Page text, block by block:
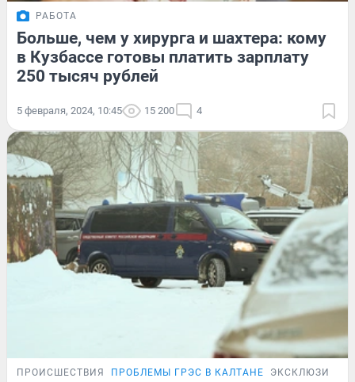
РАБОТА
Больше, чем у хирурга и шахтера: кому
в Кузбассе готовы платить зарплату
250 тысяч рублей
5 февраля, 2024, 10:45 15 200 4
ПРОИСШЕСТВИЯ ПРОБЛЕМЫ ГРЭС В КАЛТАНЕ ЭКСКЛЮЗИВ